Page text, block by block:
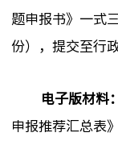
题申报书》一式
份），提交至行
电子版材料：
申报推荐汇总表